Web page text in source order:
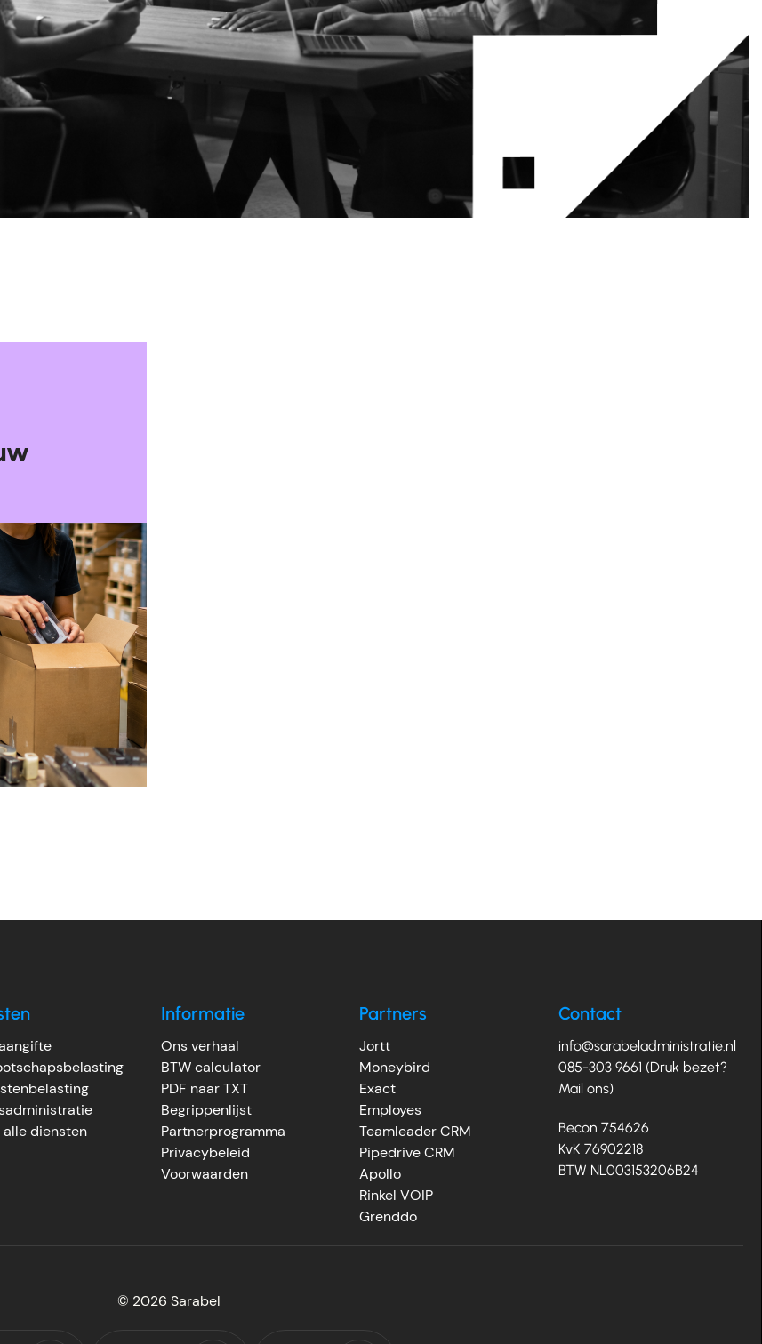
alle diensten
Informatie
Ons verhaal
BTW calculator
PDF naar TXT
Begrippenlijst
Partnerprogramma
Privacybeleid
Voorwaarden
Partners
Jortt
Moneybird
Exact
Employes
Teamleader CRM
Pipedrive CRM
Apollo
Rinkel VOIP
Grenddo
Contact
info@sarabeladministratie.nl
085-303 9661 (Druk bezet?
Mail ons)
Becon 754626
KvK 76902218
BTW NL003153206B24
© 2026 Sarabel